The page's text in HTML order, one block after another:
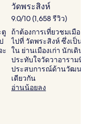
สาธารณะ
โดย
Tau
ScubaDiver
ตู
ะ
วัดพระสิงห์
9.0/10 (1,658 รีวิว)
ถ้าต้องการเที่ยวชมเมืองแ
ไปที่ วัดพระสิงห์ ซึ่งเป็นอ
ใน ย่านเมืองเก่า นักเดินท
ประทับใจวัดวาอารามที่ย่
ประสบการณ์ด้านวัฒนธร
เดียวกัน
อ่านน้อยลง